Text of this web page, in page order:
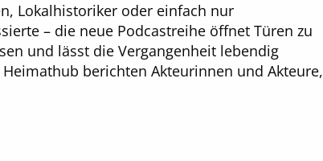
Lokalhistoriker oder einfach nur
– die neue Podcastreihe öffnet Türen zu
und lässt die Vergangenheit lebendig
berichten Akteurinnen und Akteure,